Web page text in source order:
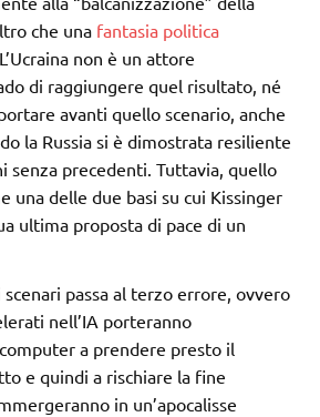
che una fantasia politica
non è un attore
di raggiungere quel risultato, né
avanti quello scenario, anche
la Russia si è dimostrata resiliente
senza precedenti. Tuttavia, quello
una delle due basi su cui Kissinger
ultima proposta di pace di un
passa al terzo errore, ovvero
nell’IA porteranno
a prendere presto il
e quindi a rischiare la fine
in un’apocalisse